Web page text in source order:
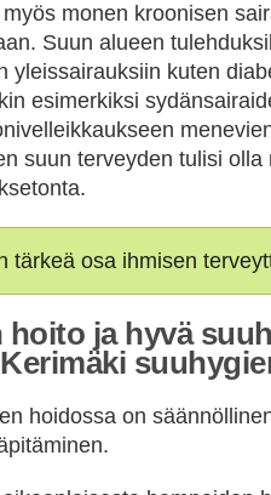
monen kroonisen
Suun alueen
yleissairauksiin kuten
esimerkiksi
suun terveyden tulisi olla
tärkeä osa ihmisen
hoito ja hyvä
hoidossa on